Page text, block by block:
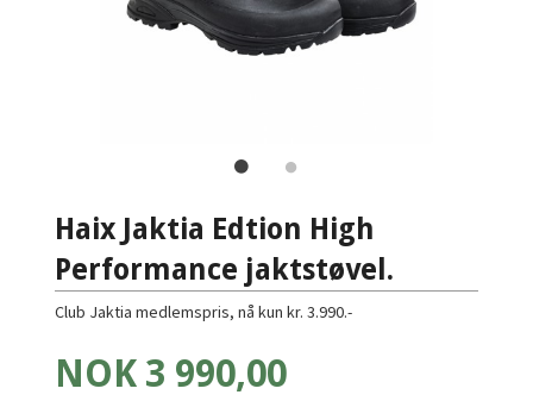
Haix Jaktia Edtion High
Performance jaktstøvel.
Club Jaktia medlemspris, nå kun kr. 3.990.-
Tilbud
NOK 3 990,00